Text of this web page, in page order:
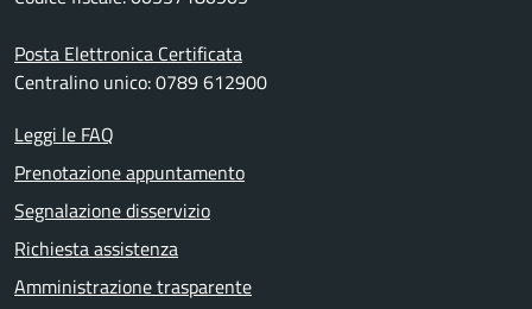
Posta Elettronica Certificata
Centralino unico: 0789 612900
Leggi le FAQ
Prenotazione appuntamento
Segnalazione disservizio
Richiesta assistenza
Amministrazione trasparente